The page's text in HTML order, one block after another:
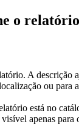
o relatório
A
ou para
está no
apenas para